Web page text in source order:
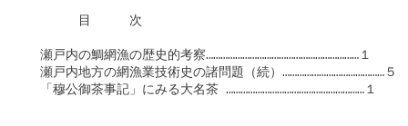
目　　　次
瀬戸内の鯛網漁の歴史的考察………………………………………………………１
瀬戸内地方の網漁業技術史の諸問題（続）……………………………………５
「穆公御茶事記」にみる大名茶 …………………………………………………１